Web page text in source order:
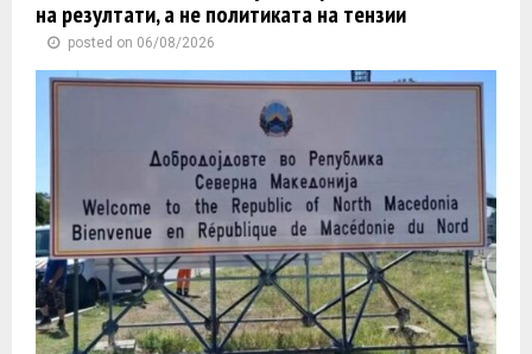
на резултати, а не политиката на тензии
posted on 06/08/2026